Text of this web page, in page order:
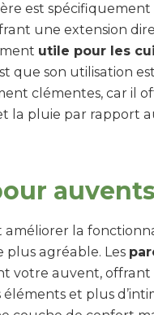
est
une extension
utile pour les
que son utilisation
clémentes, car il
la pluie par rapport
auvents
améliorer la
agréable. Les
votre auvent,
et plus